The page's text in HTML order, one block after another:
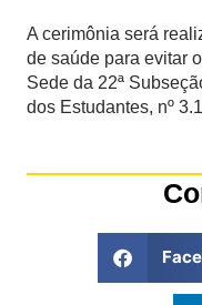
A cerimônia será
de saúde para evitar
Sede da 22ª
dos Estudantes, nº